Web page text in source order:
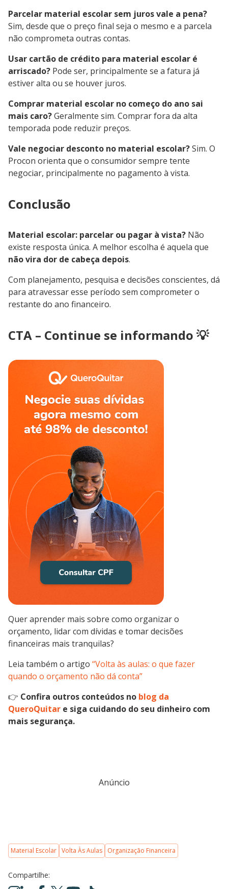
Parcelar material escolar sem juros vale a pena?
Sim, desde que o preço final seja o mesmo e a parcela
não comprometa outras contas.
Usar cartão de crédito para material escolar é
arriscado? Pode ser, principalmente se a fatura já
estiver alta ou se houver juros.
Comprar material escolar no começo do ano sai
mais caro?Geralmente sim. Comprar fora da alta
temporada pode reduzir preços.
Vale negociar desconto no material escolar?Sim. O
Procon orienta que o consumidor sempre tente
negociar, principalmente no pagamento à vista.
Conclusão
Material escolar: parcelar ou pagar à vista? Não
existe resposta única. A melhor escolha é aquela que
não vira dor de cabeça depois.
Com planejamento, pesquisa e decisões conscientes, dá
para atravessar esse período sem comprometer o
restante do ano financeiro.
CTA – Continue se informando 💡
Quer aprender mais sobre como organizar o
orçamento, lidar com dívidas e tomar decisões
financeiras mais tranquilas?
Leia também o artigo “Volta às aulas: o que fazer
quando o orçamento não dá conta”
👉 Confira outros conteúdos no blog da
QueroQuitar e siga cuidando do seu dinheiro com
mais segurança.
Anúncio
Material Escolar Volta Às Aulas Organização Financeira
Compartilhe: